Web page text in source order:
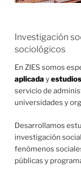
Investigación
sociológicos
En ZIES somos
aplicada y
servicio de
universidades y
Desarrollamos
investigación
fenómenos
públicas y